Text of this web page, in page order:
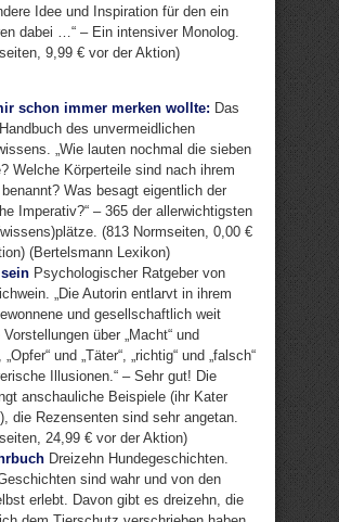
Idee und Inspiration für den ein
dabei …“ – Ein intensiver Monolog.
9,99 € vor der Aktion)
schon immer merken wollte: Das
des unvermeidlichen
„Wie lauten nochmal die sieben
Welche Körperteile sind nach ihrem
Was besagt eigentlich der
Imperativ?“ – 365 der allerwichtigsten
(813 Normseiten, 0,00 €
(Bertelsmann Lexikon)
Psychologischer Ratgeber von
„Die Autorin entlarvt in ihrem
und gesellschaftlich weit
über „Macht“ und
„Opfer“ und „Täter“, „richtig“ und „falsch“
Illusionen.“ – Sehr gut! Die
anschauliche Beispiele (ihr Kater
die Rezensenten sind sehr angetan.
24,99 € vor der Aktion)
Dreizehn Hundegeschichten.
sind wahr und von den
erlebt. Davon gibt es dreizehn, die